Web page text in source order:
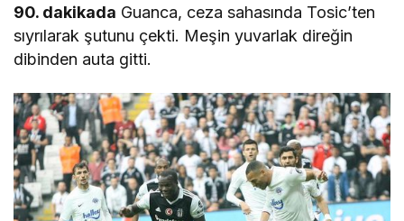
90. dakikada Guanca, ceza sahasında Tosic’ten
sıyrılarak şutunu çekti. Meşin yuvarlak direğin
dibinden auta gitti.